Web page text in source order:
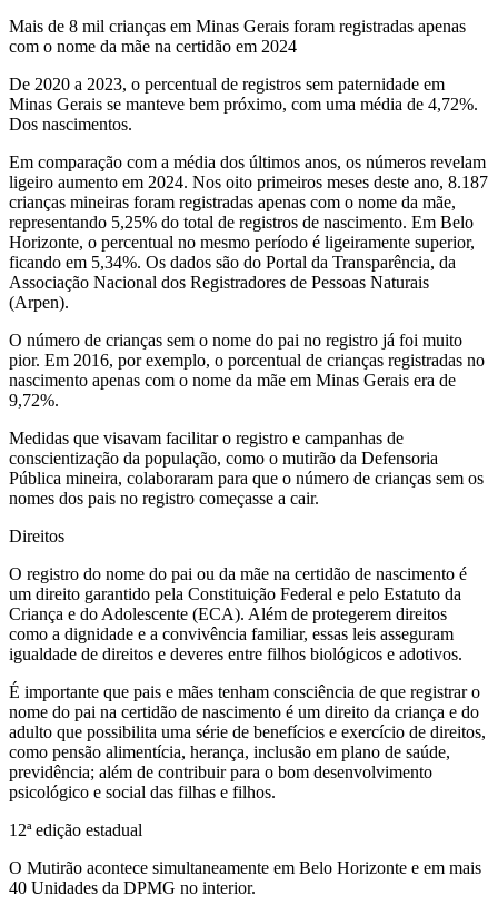
Mais de 8 mil crianças em Minas Gerais foram registradas apenas
com o nome da mãe na certidão em 2024
De 2020 a 2023, o percentual de registros sem paternidade em
Minas Gerais se manteve bem próximo, com uma média de 4,72%.
Dos nascimentos.
Em comparação com a média dos últimos anos, os números revelam
ligeiro aumento em 2024. Nos oito primeiros meses deste ano, 8.187
crianças mineiras foram registradas apenas com o nome da mãe,
representando 5,25% do total de registros de nascimento. Em Belo
Horizonte, o percentual no mesmo período é ligeiramente superior,
ficando em 5,34%. Os dados são do Portal da Transparência, da
Associação Nacional dos Registradores de Pessoas Naturais
(Arpen).
O número de crianças sem o nome do pai no registro já foi muito
pior. Em 2016, por exemplo, o porcentual de crianças registradas no
nascimento apenas com o nome da mãe em Minas Gerais era de
9,72%.
Medidas que visavam facilitar o registro e campanhas de
conscientização da população, como o mutirão da Defensoria
Pública mineira, colaboraram para que o número de crianças sem os
nomes dos pais no registro começasse a cair.
Direitos
O registro do nome do pai ou da mãe na certidão de nascimento é
um direito garantido pela Constituição Federal e pelo Estatuto da
Criança e do Adolescente (ECA). Além de protegerem direitos
como a dignidade e a convivência familiar, essas leis asseguram
igualdade de direitos e deveres entre filhos biológicos e adotivos.
É importante que pais e mães tenham consciência de que registrar o
nome do pai na certidão de nascimento é um direito da criança e do
adulto que possibilita uma série de benefícios e exercício de direitos,
como pensão alimentícia, herança, inclusão em plano de saúde,
previdência; além de contribuir para o bom desenvolvimento
psicológico e social das filhas e filhos.
12ª edição estadual
O Mutirão acontece simultaneamente em Belo Horizonte e em mais
40 Unidades da DPMG no interior.